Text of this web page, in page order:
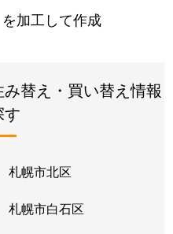
加工して作成
替え・買い替え情報
す
札幌市北区
札幌市白石区